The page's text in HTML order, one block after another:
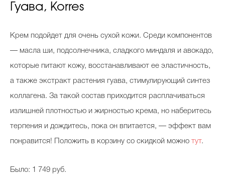
Гуава, Korres
Крем подойдет для очень сухой кожи. Среди компонентов
— масла ши, подсолнечника, сладкого миндаля и авокадо,
которые питают кожу, восстанавливают ее эластичность,
а также экстракт растения гуава, стимулирующий синтез
коллагена. За такой состав приходится расплачиваться
излишней плотностью и жирностью крема, но наберитесь
терпения и дождитесь, пока он впитается, — эффект вам
понравится! Положить в корзину со скидкой можно тут.
Было: 1 749 руб.